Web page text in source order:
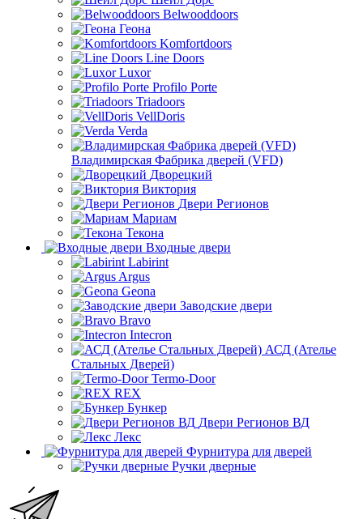
Belwooddoors
Геона
Komfortdoors
Line Doors
Luxor
Profilo Porte
Triadoors
VellDoris
Verda
Владимирская Фабрика дверей (VFD)
Дворецкий
Виктория
Двери Регионов
Мариам
Текона
Входные двери
Labirint
Argus
Geona
Заводские двери
Bravo
Intecron
АСД (Ателье
Стальных Дверей)
Termo-Door
REX
Бункер
Двери Регионов ВД
Лекс
Фурнитура для дверей
Ручки дверные